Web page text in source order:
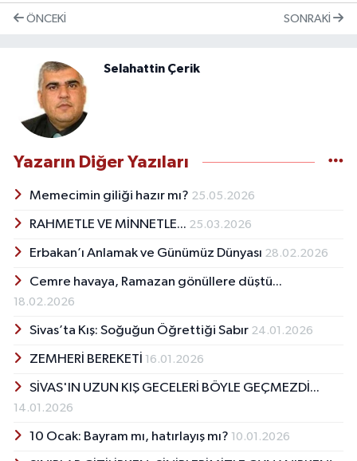
ÖNCEKI SONRAKI
Selahattin Çerik
Yazarın Diğer Yazıları
Memecimin giliği hazır mı? 25.05.2026
RAHMETLE VE MİNNETLE... 25.03.2026
Erbakan’ı Anlamak ve Günümüz Dünyası 28.02.2026
Cemre havaya, Ramazan gönüllere düştü...
18.02.2026
Sivas’ta Kış: Soğuğun Öğrettiği Sabır 24.01.2026
ZEMHERİ BEREKETİ 16.01.2026
SİVAS'IN UZUN KIŞ GECELERİ BÖYLE GEÇMEZDİ...
14.01.2026
10 Ocak: Bayram mı, hatırlayış mı? 10.01.2026